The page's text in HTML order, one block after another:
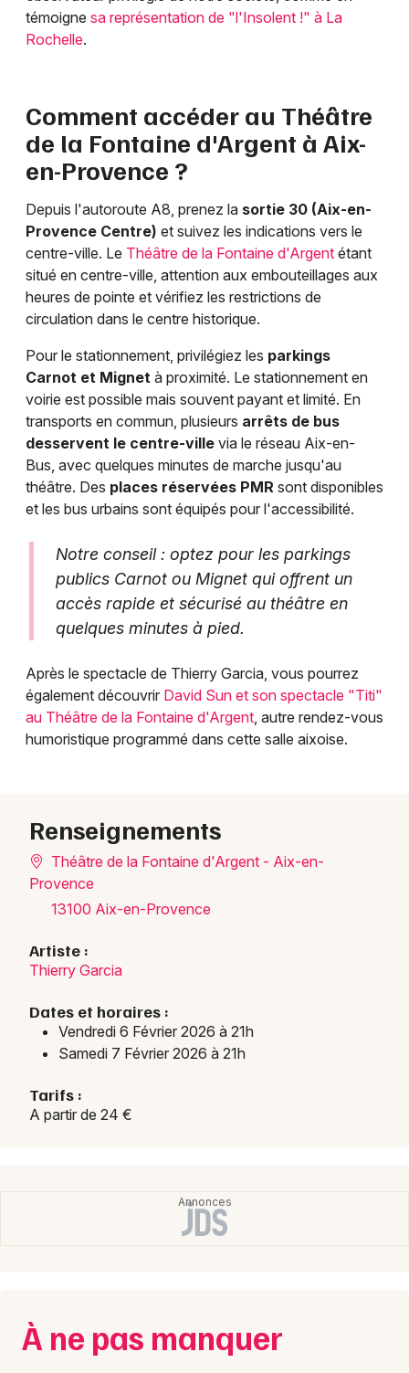
témoigne sa représentation de "l'Insolent !" à La
Rochelle.
Comment accéder au Théâtre
de la Fontaine d'Argent à Aix-
en-Provence ?
Depuis l'autoroute A8, prenez la sortie 30 (Aix-en-
Provence Centre) et suivez les indications vers le
centre-ville. Le Théâtre de la Fontaine d'Argent étant
situé en centre-ville, attention aux embouteillages aux
heures de pointe et vérifiez les restrictions de
circulation dans le centre historique.
Pour le stationnement, privilégiez les parkings
Carnot et Mignet à proximité. Le stationnement en
voirie est possible mais souvent payant et limité. En
transports en commun, plusieurs arrêts de bus
desservent le centre-ville via le réseau Aix-en-
Bus, avec quelques minutes de marche jusqu'au
théâtre. Des places réservées PMR sont disponibles
et les bus urbains sont équipés pour l'accessibilité.
Notre conseil : optez pour les parkings
publics Carnot ou Mignet qui offrent un
accès rapide et sécurisé au théâtre en
quelques minutes à pied.
Après le spectacle de Thierry Garcia, vous pourrez
également découvrir David Sun et son spectacle "Titi"
au Théâtre de la Fontaine d'Argent, autre rendez-vous
humoristique programmé dans cette salle aixoise.
Renseignements
Théâtre de la Fontaine d'Argent - Aix-en-
Provence
13100 Aix-en-Provence
Artiste :
Thierry Garcia
Dates et horaires :
Vendredi 6 Février 2026 à 21h
Samedi 7 Février 2026 à 21h
Tarifs :
A partir de 24 €
À ne pas manquer